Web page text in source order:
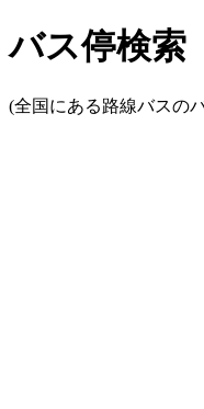
バス停検索
(全国にある路線バスの